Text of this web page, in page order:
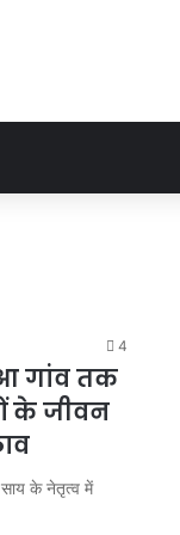
4
गांव तक
के जीवन
के नेतृत्व में